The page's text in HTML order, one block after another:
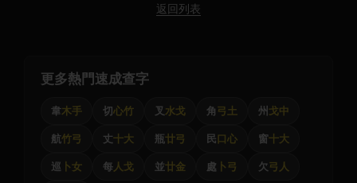
返回列表
更多熱門速成查字
韋木手 切心竹 叉 水戈 角弓土 州 戈中
航竹弓 丈十大 瓶廿弓 民口心 窗十大
巡 卜女 每人戈 並廿金 處 卜弓 欠弓人